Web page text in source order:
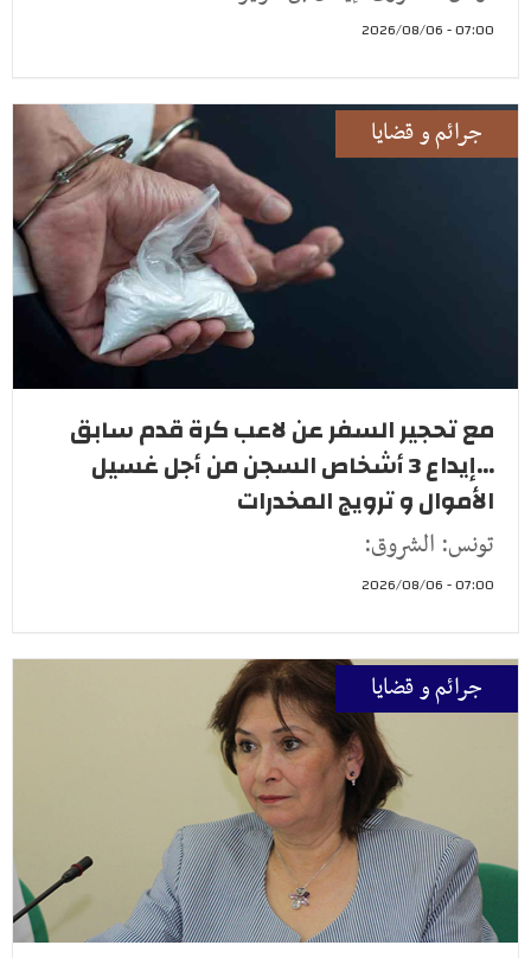
07:00 - 2026/08/06
جرائم و قضايا
مع تحجير السفر عن لاعب كرة قدم سابق
...إيداع 3 أشخاص السجن من أجل غسيل
الأموال و ترويج المخدرات
تونس: الشروق:
07:00 - 2026/08/06
جرائم و قضايا